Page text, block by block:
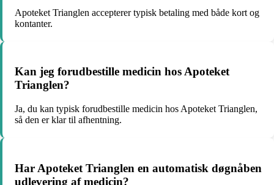
Apoteket Trianglen accepterer typisk betaling med både kort og
kontanter.
Kan jeg forudbestille medicin hos Apoteket
Trianglen?
Ja, du kan typisk forudbestille medicin hos Apoteket Trianglen,
så den er klar til afhentning.
Har Apoteket Trianglen en automatisk døgnåben
udlevering af medicin?